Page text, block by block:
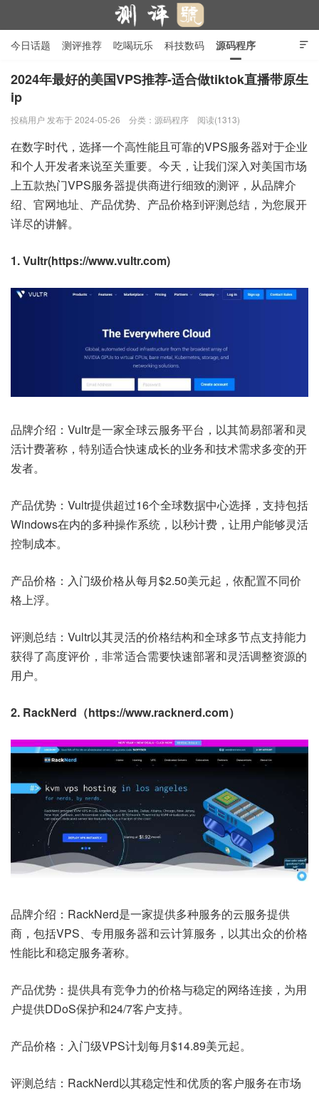
测评号

今日话题 测评推荐 吃喝玩乐 科技数码 源码程序
行业产品 在线投稿 隐私政策
2024年最好的美国VPS推荐-适合做tiktok直播带原生
ip
投稿用户 发布于 2024-05-26 分类： 源码程序 阅读(1313)
在数字时代，选择一个高性能且可靠的VPS服务器对于企业
和个人开发者来说至关重要。今天，让我们深入对美国市场
上五款热门VPS服务器提供商进行细致的测评，从品牌介
绍、官网地址、产品优势、产品价格到评测总结，为您展开
详尽的讲解。
1. Vultr(https://www.vultr.com)
品牌介绍：Vultr是一家全球云服务平台，以其简易部署和灵
活计费著称，特别适合快速成长的业务和技术需求多变的开
发者。
产品优势：Vultr提供超过16个全球数据中心选择，支持包括
Windows在内的多种操作系统，以秒计费，让用户能够灵活
控制成本。
产品价格：入门级价格从每月$2.50美元起，依配置不同价
格上浮。
评测总结：Vultr以其灵活的价格结构和全球多节点支持能力
获得了高度评价，非常适合需要快速部署和灵活调整资源的
用户。
2. RackNerd（https://www.racknerd.com）
品牌介绍：RackNerd是一家提供多种服务的云服务提供
商，包括VPS、专用服务器和云计算服务，以其出众的价格
性能比和稳定服务著称。
产品优势：提供具有竞争力的价格与稳定的网络连接，为用
户提供DDoS保护和24/7客户支持。
产品价格：入门级VPS计划每月$14.89美元起。
评测总结：RackNerd以其稳定性和优质的客户服务在市场